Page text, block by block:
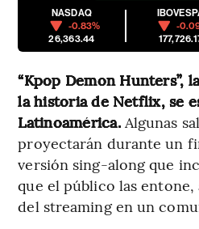
NASDAQ
-0.83%
26,363.44
-
“Kpop Demon Hunters”,
la historia de Netflix, se
Latinoamérica.Algunas
proyectarán durante un
versión sing-along que
que el público las
del streaming en un